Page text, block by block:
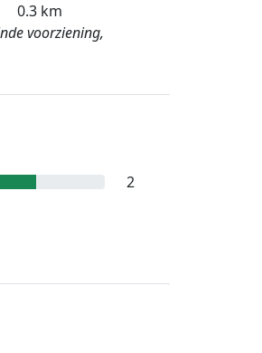
0.3 km
voorziening,
2